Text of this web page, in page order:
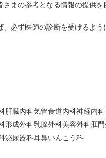
まの参考となる情報の提供を
必ず医師の診断を受けるよう
肝臓内科気管食道内科神経内科
形成外科乳腺外科美容外科肛
泌尿器科耳鼻いんこう科